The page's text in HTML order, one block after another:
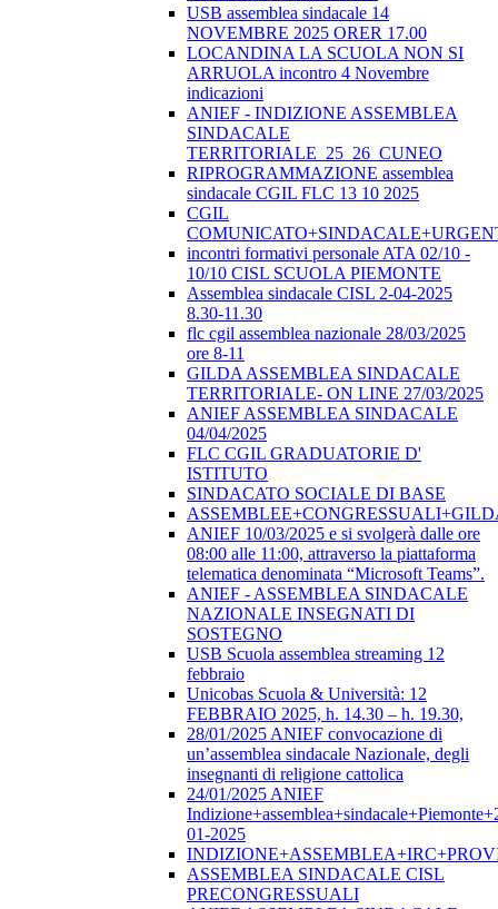
USB assemblea sindacale 14
NOVEMBRE 2025 ORER 17.00
LOCANDINA LA SCUOLA NON SI
ARRUOLA incontro 4 Novembre
indicazioni
ANIEF - INDIZIONE ASSEMBLEA
SINDACALE
TERRITORIALE_25_26_CUNEO
RIPROGRAMMAZIONE assemblea
sindacale CGIL FLC 13 10 2025
CGIL
incontri formativi personale ATA 02/10 -
10/10 CISL SCUOLA PIEMONTE
Assemblea sindacale CISL 2-04-2025
8.30-11.30
flc cgil assemblea nazionale 28/03/2025
ore 8-11
GILDA ASSEMBLEA SINDACALE
TERRITORIALE- ON LINE 27/03/2025
ANIEF ASSEMBLEA SINDACALE
04/04/2025
FLC CGIL GRADUATORIE D'
ISTITUTO
SINDACATO SOCIALE DI BASE
ANIEF 10/03/2025 e si svolgerà dalle ore
08:00 alle 11:00, attraverso la piattaforma
telematica denominata “Microsoft Teams”.
ANIEF - ASSEMBLEA SINDACALE
NAZIONALE INSEGNATI DI
SOSTEGNO
USB Scuola assemblea streaming 12
febbraio
Unicobas Scuola & Università: 12
FEBBRAIO 2025, h. 14.30 – h. 19.30,
28/01/2025 ANIEF convocazione di
un’assemblea sindacale Nazionale, degli
insegnanti di religione cattolica
24/01/2025 ANIEF
01-2025
ASSEMBLEA SINDACALE CISL
PRECONGRESSUALI